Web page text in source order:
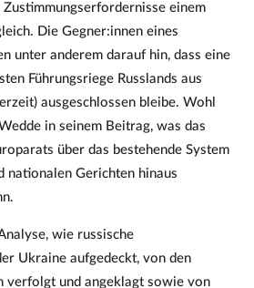
einem
Die Gegner:innen eines
unter anderem darauf hin, dass eine
Führungsriege Russlands aus
ausgeschlossen bleibe. Wohl
in seinem Beitrag, was das
über das bestehende System
nationalen Gerichten hinaus
wie russische
Ukraine aufgedeckt, von den
verfolgt und angeklagt sowie von